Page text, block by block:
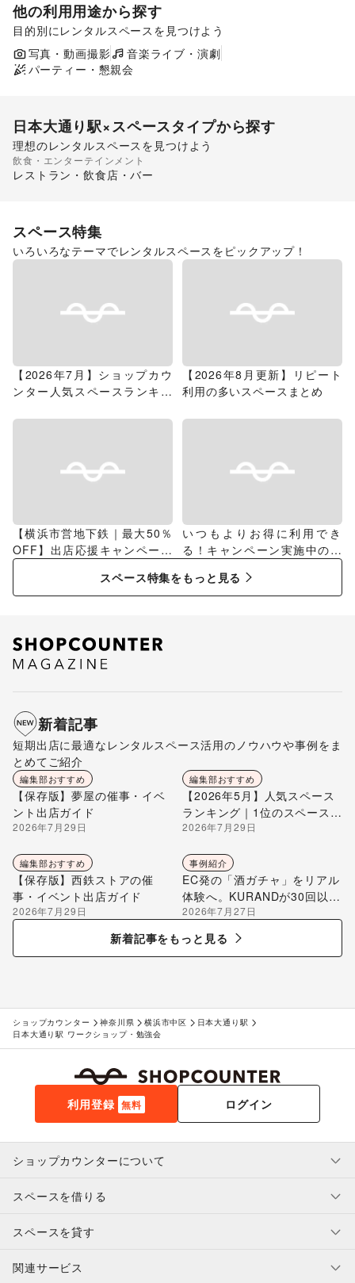
他の利用用途から探す
目的別にレンタルスペースを見つけよう
ポップアップストア
食品販売
販促イベント 展示会・個展
写真・動画撮影
音楽ライブ・演劇
パーティー・懇親会
日本大通り駅×スペースタイプから探す
理想のレンタルスペースを見つけよう
飲食・エンターテインメント
レストラン・飲食店・バー
スペース特集
いろいろなテーマでレンタルスペースをピックアップ！
【2026年7月】ショップカウ
ンター人気スペースランキン
【2026年8月更新】リピート
利用の多いスペースまとめ
【横浜市営地下鉄｜最大50％
OFF】出店応援キャンペーン
特集
いつもよりお得に利用でき
る！キャンペーン実施中のス
スペース特集をもっと見る
新着記事
短期出店に最適なレンタルスペース活用のノウハウや事例をま
とめてご紹介
編集部おすすめ
【保存版】夢屋の催事・イベ
ント出店ガイド
2026年7月29日
編集部おすすめ
【2026年5月】人気スペース
ランキング｜1位のスペースを
編集部が解説
2026年7月29日
編集部おすすめ
【保存版】西鉄ストアの催
事・イベント出店ガイド
2026年7月29日
事例紹介
EC発の「酒ガチャ」をリアル
体験へ。KURANDが30回以上
のポップアップ出店で届け
る“新しいお酒との出会い”
2026年7月27日
新着記事をもっと見る
ショップカウンター 神奈川県 横浜市中区
日本大通り駅
日本大通り駅 ワークショップ・勉強会
利用登録 無料 ログイン
ショップカウンターについて
利用規約・ガイドライン
特定商取引法に基づく表示
補償プログラム
スペースを借りる
スペースを借りたい人へ
ユーザー利用規約
スペースを貸す
スペースを貸したい方へ
関連サービス